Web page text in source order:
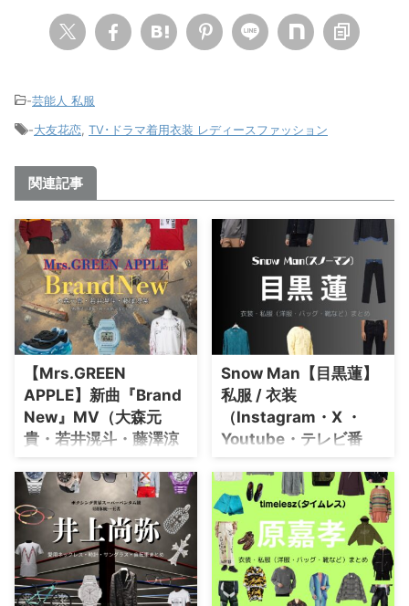
-芸能人 私服
-大友花恋 TV･ドラマ着用衣装 レディースファッション
関連記事
【Mrs.GREEN
APPLE】新曲『Brand
New』MV（大森元
貴・若井滉斗・藤澤涼
架）着用・衣装ブラン
ドや購入先はこちら♪
こちらのページでは
【Mrs.GREEN APPLE】のメンバ
ー（大森元貴・若井滉斗・藤澤涼
架）さんがが新曲『Brand
New』MVで 着用 しているブラ
ンドを紹介していきます♪ この
Snow Man【目黒蓮】
私服 / 衣装
（Instagram・X ・
Youtube・テレビ番
組）のファッション･ブ
ランドまとめ【随時更
新】
目黒蓮(めぐろ れん)さんが着用し
ている衣装・ファッション・コー
ディネート・私服を紹介
♪【SnowMan】